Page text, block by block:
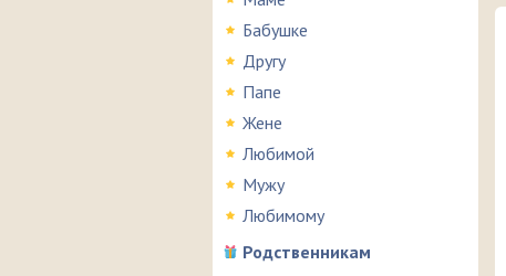
Бабушке
Другу
Папе
Жене
Любимой
Мужу
Любимому
Родственникам